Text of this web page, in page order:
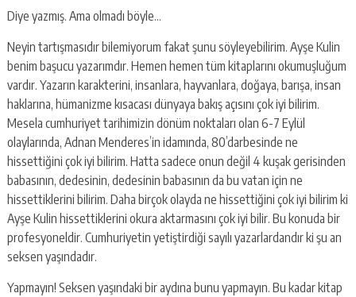
Diye yazmış. Ama olmadı böyle…
Neyin tartışmasıdır bilemiyorum fakat şunu söyleyebilirim. Ayşe Kulin
benim başucu yazarımdır. Hemen hemen tüm kitaplarını okumuşluğum
vardır. Yazarın karakterini, insanlara, hayvanlara, doğaya, barışa, insan
haklarına, hümanizme kısacası dünyaya bakış açısını çok iyi bilirim.
Mesela cumhuriyet tarihimizin dönüm noktaları olan 6-7 Eylül
olaylarında, Adnan Menderes’in idamında, 80’darbesinde ne
hissettiğini çok iyi bilirim. Hatta sadece onun değil 4 kuşak gerisinden
babasının, dedesinin, dedesinin babasının da bu vatan için ne
hissettiklerini bilirim. Daha birçok olayda ne hissettiğini çok iyi bilirim ki
Ayşe Kulin hissettiklerini okura aktarmasını çok iyi bilir. Bu konuda bir
profesyoneldir. Cumhuriyetin yetiştirdiği sayılı yazarlardandır ki şu an
seksen yaşındadır.
Yapmayın! Seksen yaşındaki bir aydına bunu yapmayın. Bu kadar kitap